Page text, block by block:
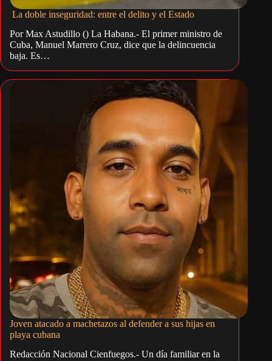
La doble inseguridad: entre el delito y el Estado
Por Max Astudillo () La Habana.- El primer ministro de
Cuba, Manuel Marrero Cruz, dice que la delincuencia
baja. Es…
Joven atacado a machetazos al defender a sus hijas en
playa cubana
Redacción Nacional Cienfuegos.- Un día familiar en la